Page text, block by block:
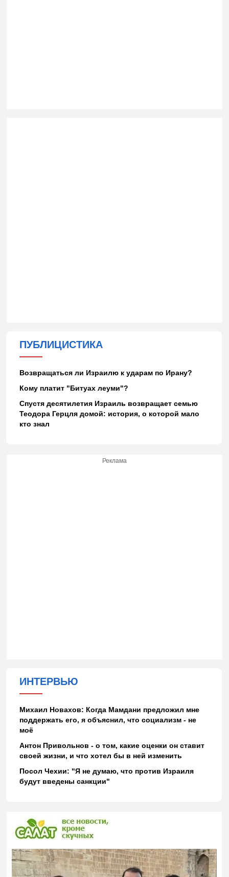
ПУБЛИЦИСТИКА
Возвращаться ли Израилю к ударам по Ирану?
Кому платит "Битуах леуми"?
Спустя десятилетия Израиль возвращает семью
Теодора Герцля домой: история, о которой мало
кто знал
Реклама
ИНТЕРВЬЮ
Михаил Новахов: Когда Мамдани предложил мне
поддержать его, я объяснил, что социализм - не
моё
Антон Привольнов - о том, какие оценки он ставит
своей жизни, и что хотел бы в ней изменить
Посол Чехии: "Я не думаю, что против Израиля
будут введены санкции"